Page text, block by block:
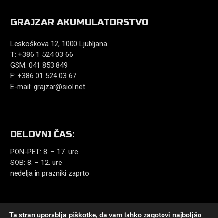
GRAJZAR AKUMULATORSTVO
Leskoškova 12, 1000 Ljubljana
T: +386 1 524 03 66
GSM: 041 853 849
F: +386 01 524 03 67
E-mail:grajzar@siol.net
DELOVNI ČAS:
PON-PET: 8. – 17. ure
SOB: 8. – 12. ure
nedelja in prazniki zaprto
Ta stran uporablja piškotke, da vam lahko zagotovi najboljšo